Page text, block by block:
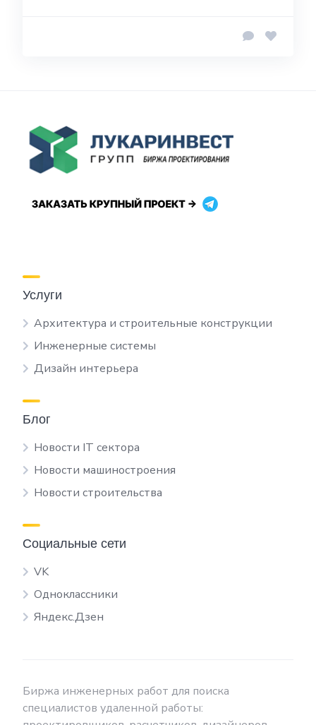
Услуги
Архитектура и строительные конструкции
Инженерные системы
Дизайн интерьера
Блог
Новости IT сектора
Новости машиностроения
Новости строительства
Социальные сети
VK
Одноклассники
Яндекс.Дзен
Биржа инженерных работ для поиска
специалистов удаленной работы: